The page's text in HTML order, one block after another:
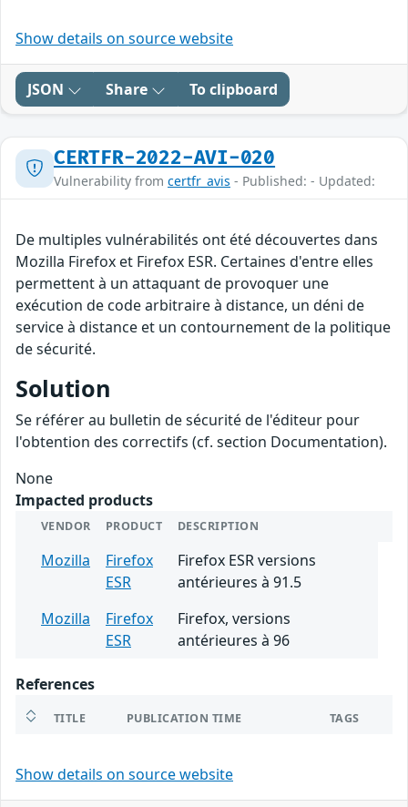
Show details on source website
JSON Share To clipboard
CERTFR-2022-AVI-020
Vulnerability from certfr_avis - Published: - Updated:
De multiples vulnérabilités ont été découvertes dans
Mozilla Firefox et Firefox ESR. Certaines d'entre elles
permettent à un attaquant de provoquer une
exécution de code arbitraire à distance, un déni de
service à distance et un contournement de la politique
de sécurité.
Solution
Se référer au bulletin de sécurité de l'éditeur pour
l'obtention des correctifs (cf. section Documentation).
None
Impacted products
VENDOR PRODUCT DESCRIPTION
Mozilla
Firefox
ESR
Firefox ESR versions
antérieures à 91.5
Mozilla
Firefox
ESR
Firefox, versions
antérieures à 96
References
TITLE PUBLICATION TIME TAGS
Show details on source website